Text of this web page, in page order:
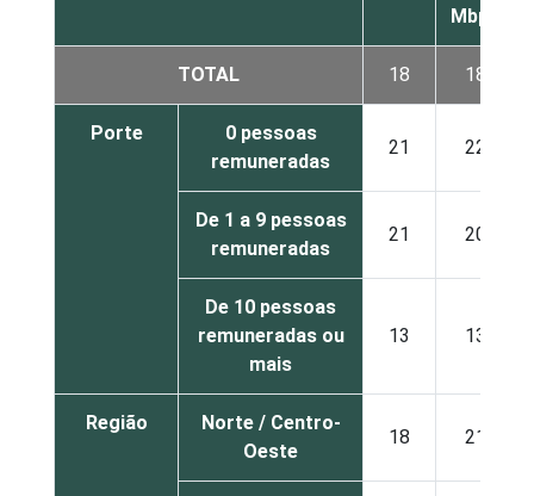
Mbps
TOTAL 18 18
Porte
0 pessoas
remuneradas
21 22
De 1 a 9 pessoas
remuneradas
21 20
De 10 pessoas
remuneradas ou
mais
13 13
Região
Norte / Centro-
Oeste
18 21